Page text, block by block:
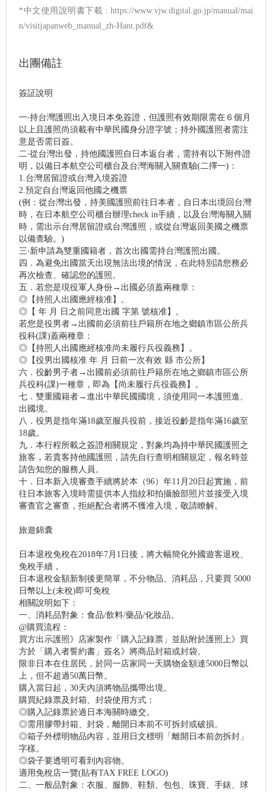
*中文使用說明書下載 : https://www.vjw.digital.go.jp/manual/mai
n/visitjapanweb_manual_zh-Hant.pdf&
出團備註
簽証說明
一‧持台灣護照出入境日本免簽證，但護照有效期限需在６個月
以上且護照尚須載有中華民國身分證字號；持外國護照者需注
意是否需日簽。
二‧從台灣出發，持他國護照自日本返台者，需持有以下附件證
明，以備日本航空公司櫃台及台灣海關入關查驗(二擇一)：
1.台灣居留證或台灣入境簽證
2.預定自台灣返回他國之機票
(例：從台灣出發，持美國護照前往日本者，自日本出境回台灣
時，在日本航空公司櫃台辦理check in手續，以及台灣海關入關
時，需出示台灣居留證或台灣護照，或從台灣返回美國之機票
以備查驗。)
三‧新申請為雙重國籍者，首次出國需持台灣護照出國。
四．為避免出國當天出現無法出境的情況，在此特別請您務必
再次檢查、確認您的護照。
五．若您是現役軍人身份→出國必須蓋兩種章：
◎【持照人出國應經核准】。
◎【 年 月 日之前同意出國 字第 號核准】。
若您是役男者→出國前必須前往戶籍所在地之鄉鎮市區公所兵
役科(課)蓋兩種章：
◎【持照人出國應經核准尚未履行兵役義務】。
◎【役男出國核准 年 月 日前一次有效 縣 市公所】
六．役齡男子者→出國前必須前往戶籍所在地之鄉鎮市區公所
兵役科(課)一種章，即為【尚未履行兵役義務】。
七．雙重國籍者→進出中華民國國境，須使用同一本護照進、
出國境。
八．役男是指年滿18歲至服兵役前，接近役齡是指年滿16歲至
18歲。
九．本行程所載之簽證相關規定，對象均為持中華民國護照之
旅客，若貴客持他國護照，請先自行查明相關規定，報名時並
請告知您的服務人員。
十．日本新入境審查手續將於本（96）年11月20日起實施，前
往日本旅客入境時需提供本人指紋和拍攝臉部照片並接受入境
審查官之審查，拒絕配合者將不獲准入境，敬請瞭解。
旅遊錦囊
日本退稅免稅在2018年7月1日後，將大幅簡化外國遊客退稅、
免稅手續，
日本退稅金額新制後更簡單，不分物品、消耗品，只要買 5000
日幣以上(未稅)即可免稅
相關說明如下：
一、消耗品對象：食品/飲料/藥品/化妝品。
@購買流程：
買方出示護照》店家製作「購入記錄票」並貼附於護照上》買
方於「購入者誓約書」簽名》將商品封箱或封袋。
限非日本在住居民，於同一店家同一天購物金額達5000日幣以
上，但不超過50萬日幣。
購入當日起，30天內須將物品攜帶出境。
購買紀錄票及封箱、封袋使用方式：
◎購入記錄票於過日本海關時繳交。
◎需用膠帶封箱、封袋，離開日本前不可拆封或破損。
◎箱子外標明物品內容，並用日文標明「離開日本前勿拆封」
字樣。
◎袋子要透明可看到內容物。
適用免稅店一覽(貼有TAX FREE LOGO)
二、一般品對象：衣服、服飾、鞋類、包包、珠寶、手錶、球